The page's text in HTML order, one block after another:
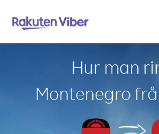
Hur man
Montenegro